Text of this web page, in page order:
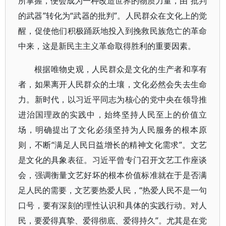
的武器”转化为“武器的批判”。人民群众在文化上的觉
醒，促使他们积极踊跃地投入到挽救民族危亡的革命
中来，这是新民主主义革命取得胜利的重要因素。
根据唯物史观，人民群众是文化的生产者和享有
者，如果离开人民群众的土壤，文化必然会失去生命
力。新时代，以习近平同志为核心的党中央在领导推
进治国理政的实践中，始终坚持人民至上的价值立
场，明确提出了文化必须坚持为人民服务的根本原
则，不断“满足人民日益增长的精神文化需求”。文艺
是文化的具象表征。习近平曾专门召开文艺工作座谈
会，强调衡量文艺好坏的根本价值标准就在于是否满
足人民的需要，文艺要热爱人民，“热爱人民不是一句
口号，要有深刻的理性认识和具体的实践行动。对人
民，要爱得真挚、爱得彻底、爱得持久”。尤其是在党